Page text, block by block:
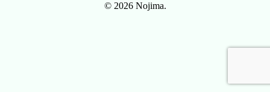
© 2026 Nojima.